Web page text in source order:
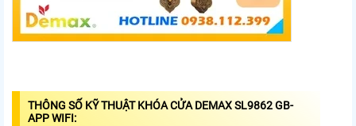
THÔNG SỐ KỸ THUẬT KHÓA CỬA DEMAX SL9862 GB-
APP WIFI: